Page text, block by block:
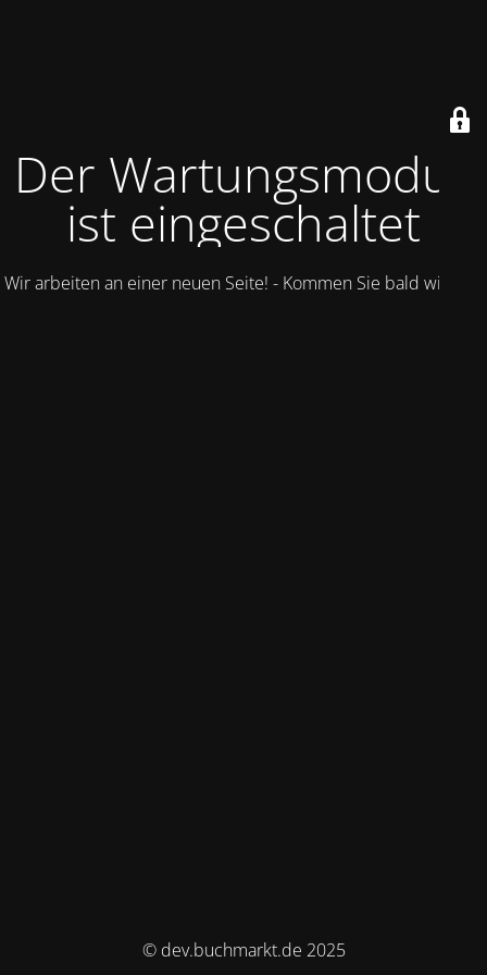
Der Wartungsmodus
ist eingeschaltet
Wir arbeiten an einer neuen Seite! - Kommen Sie bald wieder.
© dev.buchmarkt.de 2025